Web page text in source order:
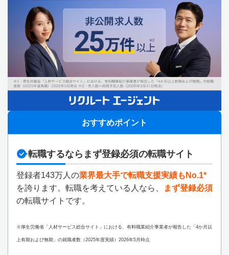
おすすめポイント
転職するならまず登録必須の転職サイト
登録者143万人の業界最大手で転職支援実績もNo.1*
を誇ります。転職を考えている人なら、
まず登録必須
の転職サイトです。
※厚生労働省「人材サービス総合サイト」における、有料職業紹介事業者が報告した「4か月以
上有期および無期」の就職者数（2025年度実績）2026年5月時点